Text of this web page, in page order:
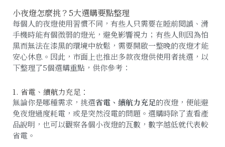
小夜燈怎麼挑？5大選購要點整理
每個人的夜燈使用習慣不同，有些人只需要在睡前閱讀、滑
手機時能有個微弱的燈光，避免影響視力；有些人則因為怕
黑而無法在漆黑的環境中放鬆，需要開啟一整晚的夜燈才能
安心休息。因此，市面上也推出多款夜燈供使用者挑選，以
下整理了5個選購重點，供你參考：
1. 省電、續航力充足：
無論你是哪種需求，挑選省電、續航力充足的夜燈，便能避
免夜燈過度耗電，或是突然沒電的問題。選購時除了查看產
品說明，也可以觀察各個小夜燈的瓦數，數字越低就代表較
省電。